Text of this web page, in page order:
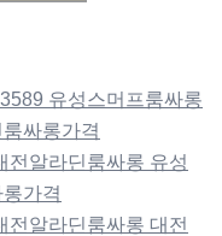
유성스머프룸싸롱
싸롱가격
전알라딘룸싸롱 유성
가격
전알라딘룸싸롱 대전